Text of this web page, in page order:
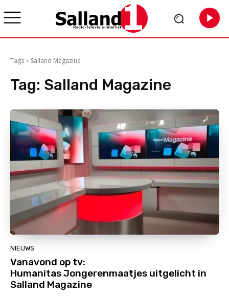
Tags Salland Magazine
Tag: Salland Magazine
NIEUWS
Vanavond op tv:
Humanitas Jongerenmaatjes uitgelicht in
Salland Magazine